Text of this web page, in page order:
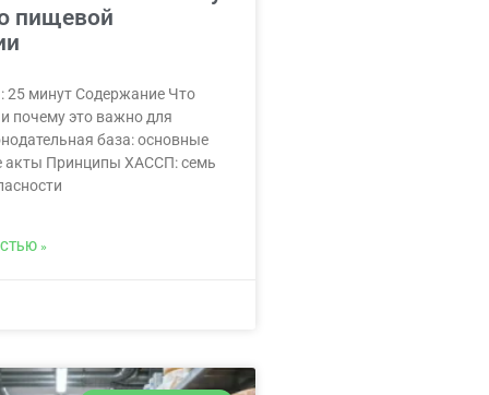
пищевой
25 минут Содержание Что
почему это важно для
база: основные
акты Принципы ХАССП: семь
»